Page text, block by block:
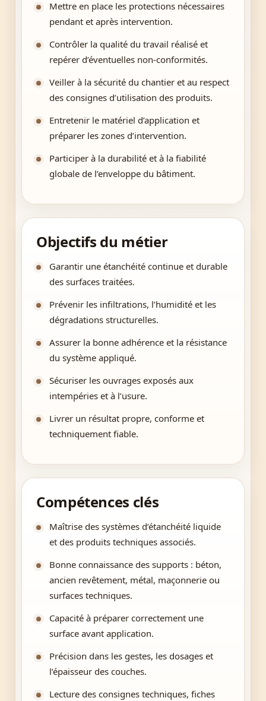
Mettre en place les protections nécessaires
pendant et après intervention.
Contrôler la qualité du travail réalisé et
repérer d’éventuelles non-conformités.
Veiller à la sécurité du chantier et au respect
des consignes d’utilisation des produits.
Entretenir le matériel d’application et
préparer les zones d’intervention.
Participer à la durabilité et à la fiabilité
globale de l’enveloppe du bâtiment.
Objectifs du métier
Garantir une étanchéité continue et durable
des surfaces traitées.
Prévenir les infiltrations, l’humidité et les
dégradations structurelles.
Assurer la bonne adhérence et la résistance
du système appliqué.
Sécuriser les ouvrages exposés aux
intempéries et à l’usure.
Livrer un résultat propre, conforme et
techniquement fiable.
Compétences clés
Maîtrise des systèmes d’étanchéité liquide
et des produits techniques associés.
Bonne connaissance des supports : béton,
ancien revêtement, métal, maçonnerie ou
surfaces techniques.
Capacité à préparer correctement une
surface avant application.
Précision dans les gestes, les dosages et
l’épaisseur des couches.
Lecture des consignes techniques, fiches